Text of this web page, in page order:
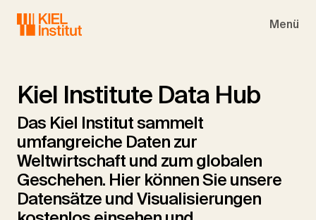
Menü
Kiel Institute Data Hub
Das Kiel Institut sammelt
umfangreiche Daten zur
Weltwirtschaft und zum globalen
Geschehen. Hier können Sie unsere
Datensätze und Visualisierungen